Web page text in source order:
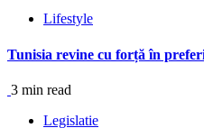
Lifestyle
Tunisia revine cu forță în
3 min read
Legislatie